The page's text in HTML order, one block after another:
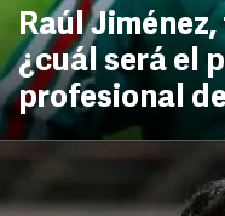
Raúl
¿cuál será el
profesional